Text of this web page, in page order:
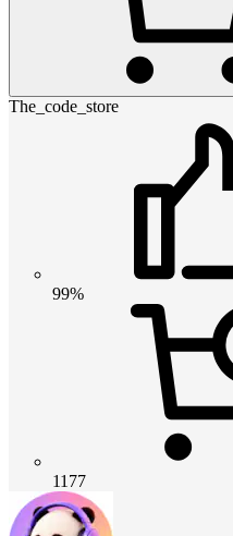
The_code_store
99%
1177